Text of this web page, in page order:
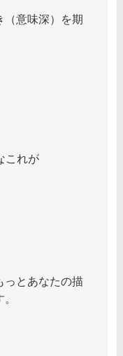
（意味深）を期
これが
っとあなたの描